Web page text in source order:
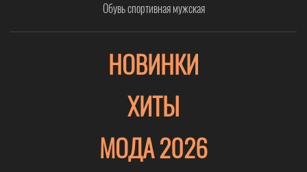
Обувь спортивная мужская
НОВИНКИ
ХИТЫ
МОДА 2026